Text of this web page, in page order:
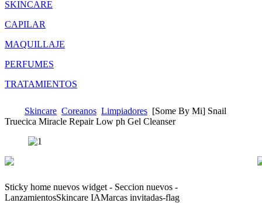
SKINCARE
CAPILAR
MAQUILLAJE
PERFUMES
TRATAMIENTOS
Skincare Coreanos Limpiadores [Some By Mi] Snail
Truecica Miracle Repair Low ph Gel Cleanser
Sticky home nuevos widget - Seccion nuevos -
LanzamientosSkincare IAMarcas invitadas-flag